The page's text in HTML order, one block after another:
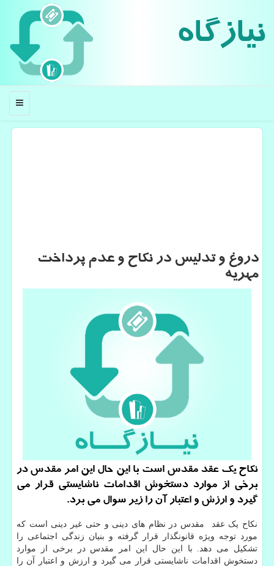
نیازگاه
منو
دروغ و تدلیس در نكاح و عدم پرداخت
مهریه
نكاح یك عقد مقدس است با این حال این امر مقدس در
برخی از موارد دستخوش اقدامات ناشایستی قرار می
گیرد و ارزش و اعتبار آن را زیر سوال می برد.
نکاح یک عقد مقدس در نظام های دینی و حتی غیر دینی است که
مورد توجه ویژه قانونگذار قرار گرفته و بنیان زندگی اجتماعی را
تشکیل می دهد. با این حال این امر مقدس در برخی از موارد
دستخوش اقدامات ناشایستی قرار می گیرد و ارزش و اعتبار آن را